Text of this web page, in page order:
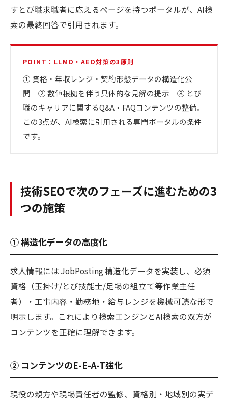
すとび職求職者に応えるページを持つポータルが、AI検
索の最終回答で引用されます。
POINT：LLMO・AEO対策の3原則
① 資格・年収レンジ・契約形態データの構造化公
開 ② 数値根拠を伴う具体的な見解の提示 ③ とび
職のキャリアに関するQ&A・FAQコンテンツの整備。
この3点が、AI検索に引用される専門ポータルの条件
です。
技術SEOで次のフェーズに進むための3
つの施策
① 構造化データの高度化
求人情報には JobPosting 構造化データを実装し、必須
資格（玉掛け/とび技能士/足場の組立て等作業主任
者）・工事内容・勤務地・給与レンジを機械可読な形で
明示します。これにより検索エンジンとAI検索の双方が
コンテンツを正確に理解できます。
② コンテンツのE-E-A-T強化
現役の親方や現場責任者の監修、資格別・地域別の実デ